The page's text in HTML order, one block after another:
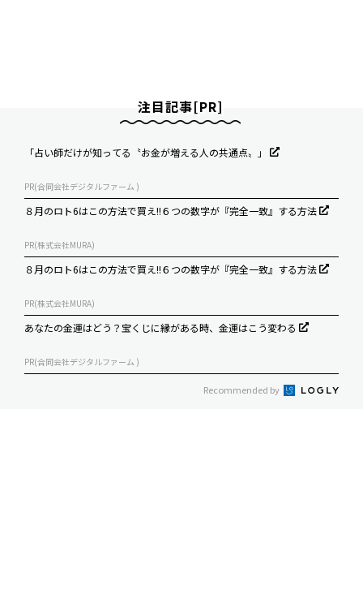
注目記事[PR]
「占い師だけが知ってる〝お金が増える人の共通点〟」
PR(合同会社デジタルファーム )
８月のロト6はこの方法で買え!!６つの数字が『完全一致』する方法
PR(株式会社MURA)
８月のロト6はこの方法で買え!!６つの数字が『完全一致』する方法
PR(株式会社MURA)
あなたの金運はどう？宝くじに縁がある時、金運はこう変わる
PR(合同会社デジタルファーム )
Recommended by